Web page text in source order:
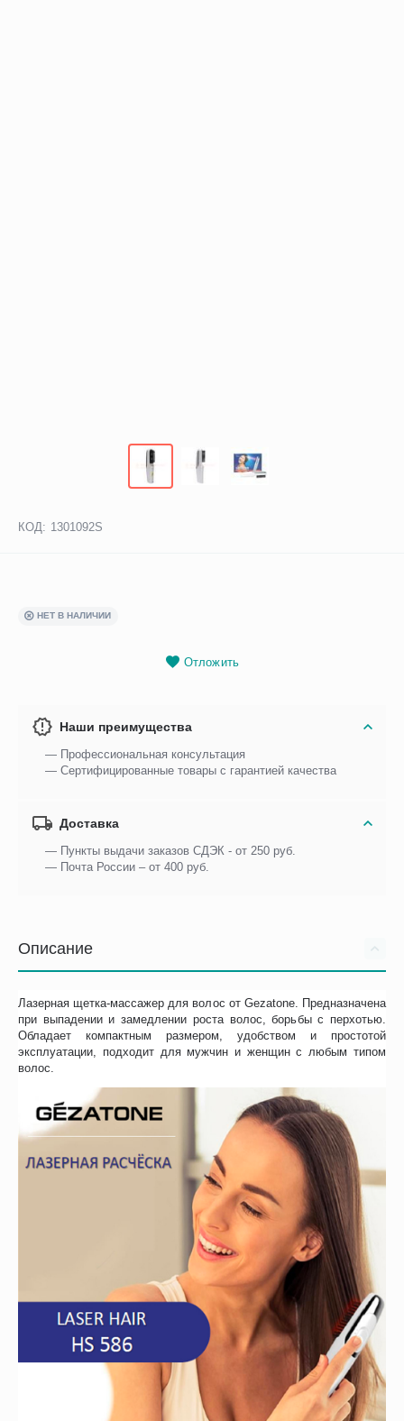
КОД: 1301092S
НЕТ В НАЛИЧИИ
Отложить
Наши преимущества
— Профессиональная консультация
— Сертифицированные товары с гарантией качества
Доставка
— Пункты выдачи заказов СДЭК - от 250 руб.
— Почта России – от 400 руб.
Описание
Лазерная щетка-массажер для волос от Gezatone. Предназначена
при выпадении и замедлении роста волос, борьбы с перхотью.
Обладает компактным размером, удобством и простотой
эксплуатации, подходит для мужчин и женщин с любым типом
волос.